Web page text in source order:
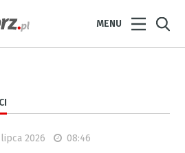
MENU
2026 08:46